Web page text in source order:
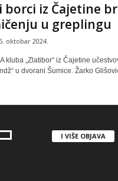
borci iz Čajetine
u greplingu
oktobar 2024.
kluba „Zlatibor“ iz Čajetine
u dvorani Šumice. Žarko
I VIŠE OBJAVA